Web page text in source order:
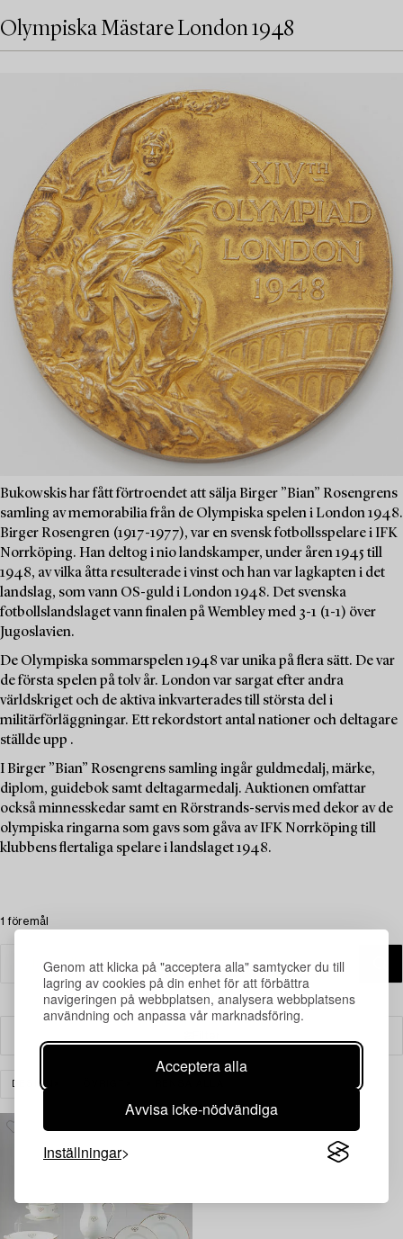
Genom att klicka på "acceptera alla" samtycker du till
lagring av cookies på din enhet för att förbättra
navigeringen på webbplatsen, analysera webbplatsens
användning och anpassa vår marknadsföring.
Acceptera alla
Avvisa icke-nödvändiga
Inställningar
Olympiska Mästare London 1948
Bukowskis har fått förtroendet att sälja Birger ”Bian” Rosengrens
samling av memorabilia från de Olympiska spelen i London 1948.
Birger Rosengren (1917-1977), var en svensk fotbollsspelare i IFK
Norrköping. Han deltog i nio landskamper, under åren 1945 till
1948, av vilka åtta resulterade i vinst och han var lagkapten i det
landslag, som vann OS-guld i London 1948. Det svenska
fotbollslandslaget vann finalen på Wembley med 3-1 (1-1) över
Jugoslavien.
De Olympiska sommarspelen 1948 var unika på flera sätt. De var
de första spelen på tolv år. London var sargat efter andra
världskriget och de aktiva inkvarterades till största del i
militärförläggningar. Ett rekordstort antal nationer och deltagare
ställde upp .
I Birger ”Bian” Rosengrens samling ingår guldmedalj, märke,
diplom, guidebok samt deltagarmedalj. Auktionen omfattar
också minnesskedar samt en Rörstrands-servis med dekor av de
olympiska ringarna som gavs som gåva av IFK Norrköping till
klubbens flertaliga spelare i landslaget 1948.
1 föremål
DESIGN